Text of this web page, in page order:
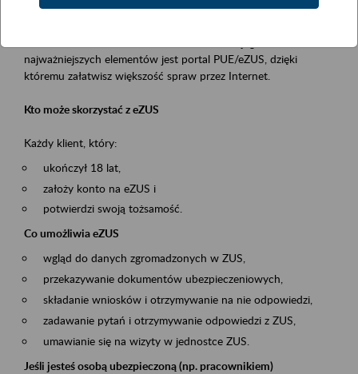
Platforma Usług Elektronicznych ZUS eZUS
najważniejszych elementów jest portal PUE/eZUS, dzięki
któremu załatwisz większość spraw przez Internet.
Kto może skorzystać z eZUS
Każdy klient, który:
ukończył 18 lat,
założy konto na eZUS i
potwierdzi swoją tożsamość.
Co umożliwia eZUS
wgląd do danych zgromadzonych w ZUS,
przekazywanie dokumentów ubezpieczeniowych,
składanie wniosków i otrzymywanie na nie odpowiedzi,
zadawanie pytań i otrzymywanie odpowiedzi z ZUS,
umawianie się na wizyty w jednostce ZUS.
Jeśli jesteś osobą ubezpieczoną (np. pracownikiem)